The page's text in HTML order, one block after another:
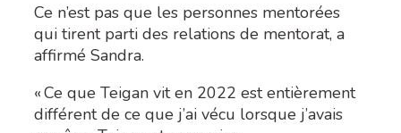
Ce n’est pas que les personnes mentorées
qui tirent parti des relations de mentorat, a
affirmé Sandra.
« Ce que Teigan vit en 2022 est entièrement
différent de ce que j’ai vécu lorsque j’avais